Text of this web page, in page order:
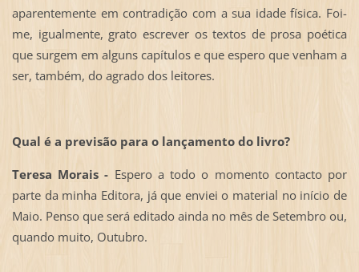
aparentemente em contradição com a sua idade física. Foi-
me, igualmente, grato escrever os textos de prosa poética
que surgem em alguns capítulos e que espero que venham a
ser, também, do agrado dos leitores.
Qual é a previsão para o lançamento do livro?
Teresa Morais - Espero a todo o momento contacto por
parte da minha Editora, já que enviei o material no início de
Maio. Penso que será editado ainda no mês de Setembro ou,
quando muito, Outubro.